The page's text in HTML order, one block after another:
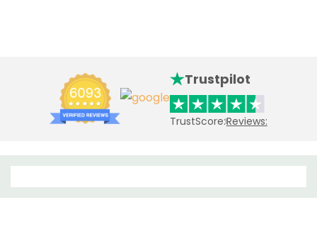
Trustpilot
TrustScore:Reviews: